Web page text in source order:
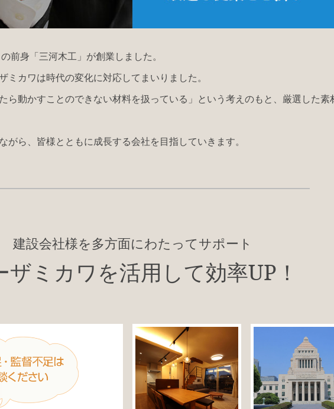
前身「三河木工」が創業しました。
ミカワは時代の変化に対応してまいりました。
ら動かすことのできない材料を扱っている」という考えのもと、厳選した素
がら、皆様とともに成長する会社を目指していきます。
建設会社様を多方面にわたってサポート
ザミカワを活用して効率UP！